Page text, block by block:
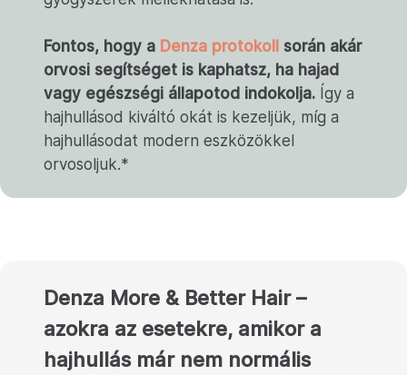
Fontos, hogy a Denza protokoll
során akár
orvosi segítséget is kaphatsz, ha hajad
vagy egészségi állapotod indokolja. Így a
hajhullásod kiváltó okát is kezeljük, míg a
hajhullásodat modern eszközökkel
orvosoljuk.*
Denza More & Better Hair –
azokra az esetekre, amikor a
hajhullás már nem normális